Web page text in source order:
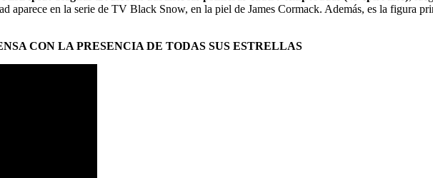
aparece en la serie de TV Black Snow, en la piel de James Cormack. Además, es la figura
CON LA PRESENCIA DE TODAS SUS ESTRELLAS